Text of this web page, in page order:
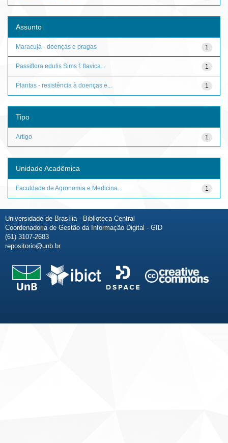
Assunto
1
Maracujá - doenças e pragas
1
Passiflora edulis Sims f. flavica...
1
Plantas - resistência à doenças e...
Tipo
1
Artigo
Unidade Acadêmica
1
Faculdade de Agronomia e Medicina...
Universidade de Brasília - Biblioteca Central
Coordenadoria de Gestão da Informação Digital - GID
(61) 3107-2683
repositorio@unb.br